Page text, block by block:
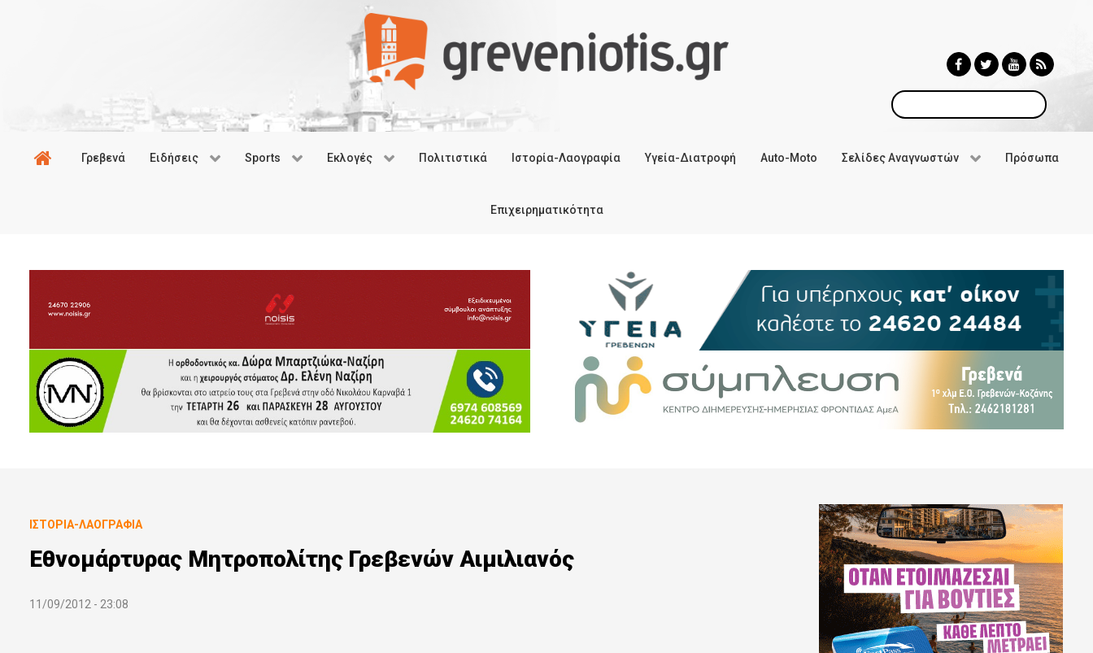
Αναζήτηση
Γρεβενά Ειδήσεις Sports Εκλογές Πολιτιστικά Ιστορία-Λαογραφία Υγεία-Διατροφή Auto-Moto Σελίδες Αναγνωστών Πρόσωπα
Επιχειρηματικότητα
ΙΣΤΟΡΊΑ-ΛΑΟΓΡΑΦΊΑ
Εθνομάρτυρας Μητροπολίτης Γρεβενών Αιμιλιανός
11/09/2012 - 23:08